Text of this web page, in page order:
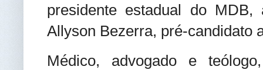
presidente estadual do
Allyson Bezerra, pré-candidato
Médico, advogado e